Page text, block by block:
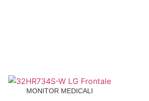
MONITOR MEDICALI